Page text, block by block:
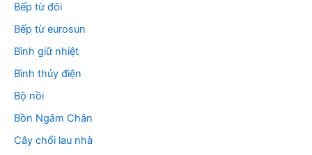
Bếp từ đôi
Bếp từ eurosun
Bình giữ nhiệt
Bình thủy điện
Bộ nồi
Bồn Ngâm Chân
Cây chổi lau nhà